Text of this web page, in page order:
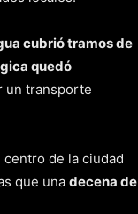
cubrió tramos de
quedó
un transporte
de la ciudad
que una decena de